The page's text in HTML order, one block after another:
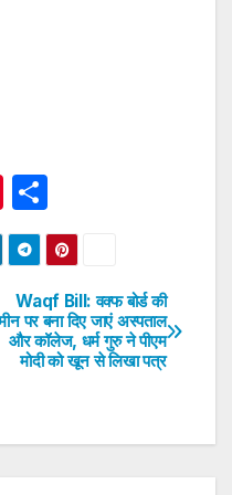
Pi
nt
er
e
st
h
ar
e
Waqf Bill: वक्फ बोर्ड की
पर बना दिए जाएं अस्पताल
और कॉलेज, धर्म गुरु ने पीएम
मोदी को खून से लिखा पत्र